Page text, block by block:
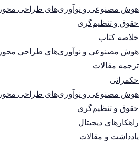
هوش مصنوعی و نوآوری‌های طراحی محور
حقوق و تنظیم‌گری
خلاصه کتاب
هوش مصنوعی و نوآوری‌های طراحی محور
ترجمه مقالات
حکمرانی
هوش مصنوعی و نوآوری‌های طراحی محور
حقوق و تنظیم‌گری
راهکارهای دیجیتال
یادداشت و مقالات